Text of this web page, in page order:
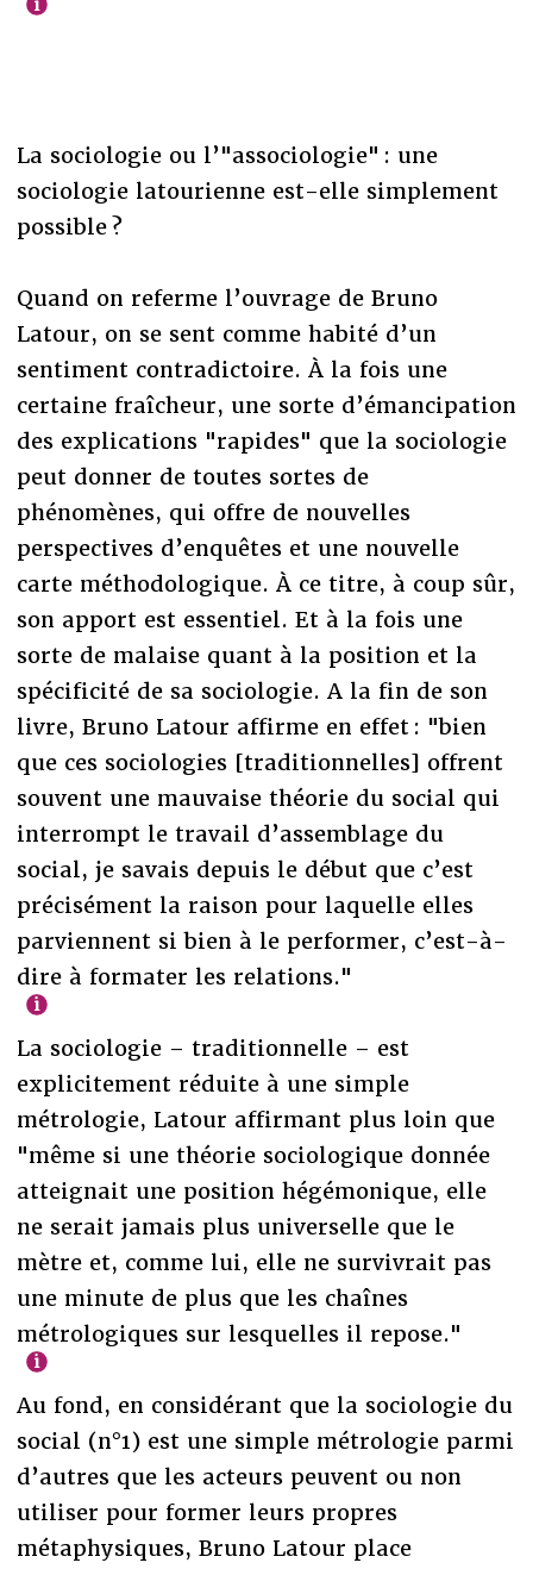
La sociologie ou l’"associologie" : une
sociologie latourienne est-elle simplement
possible ?
Quand on referme l’ouvrage de Bruno
Latour, on se sent comme habité d’un
sentiment contradictoire. À la fois une
certaine fraîcheur, une sorte d’émancipation
des explications "rapides" que la sociologie
peut donner de toutes sortes de
phénomènes, qui offre de nouvelles
perspectives d’enquêtes et une nouvelle
carte méthodologique. À ce titre, à coup sûr,
son apport est essentiel. Et à la fois une
sorte de malaise quant à la position et la
spécificité de sa sociologie. A la fin de son
livre, Bruno Latour affirme en effet : "bien
que ces sociologies [traditionnelles] offrent
souvent une mauvaise théorie du social qui
interrompt le travail d’assemblage du
social, je savais depuis le début que c’est
précisément la raison pour laquelle elles
parviennent si bien à le performer, c’est-à-
dire à formater les relations."
La sociologie – traditionnelle – est
explicitement réduite à une simple
métrologie, Latour affirmant plus loin que
"même si une théorie sociologique donnée
atteignait une position hégémonique, elle
ne serait jamais plus universelle que le
mètre et, comme lui, elle ne survivrait pas
une minute de plus que les chaînes
métrologiques sur lesquelles il repose."
Au fond, en considérant que la sociologie du
social (n°1) est une simple métrologie parmi
d’autres que les acteurs peuvent ou non
utiliser pour former leurs propres
métaphysiques, Bruno Latour place